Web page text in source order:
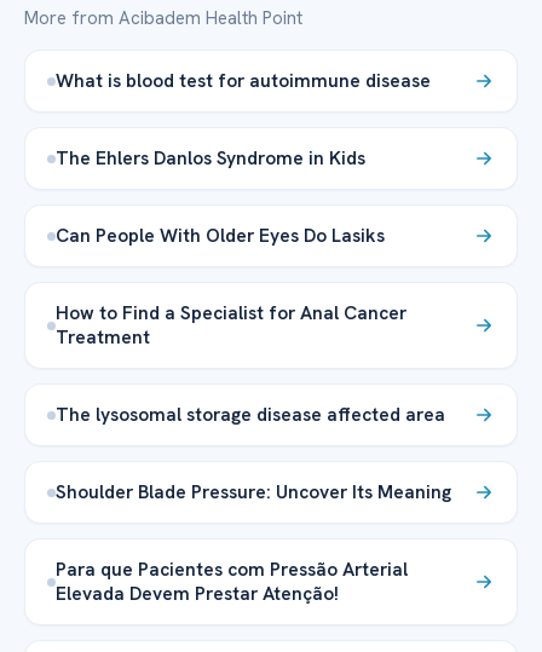
More from Acibadem Health Point
What is blood test for autoimmune disease
The Ehlers Danlos Syndrome in Kids
Can People With Older Eyes Do Lasiks
How to Find a Specialist for Anal Cancer
Treatment
The lysosomal storage disease affected area
Shoulder Blade Pressure: Uncover Its Meaning
Para que Pacientes com Pressão Arterial
Elevada Devem Prestar Atenção!